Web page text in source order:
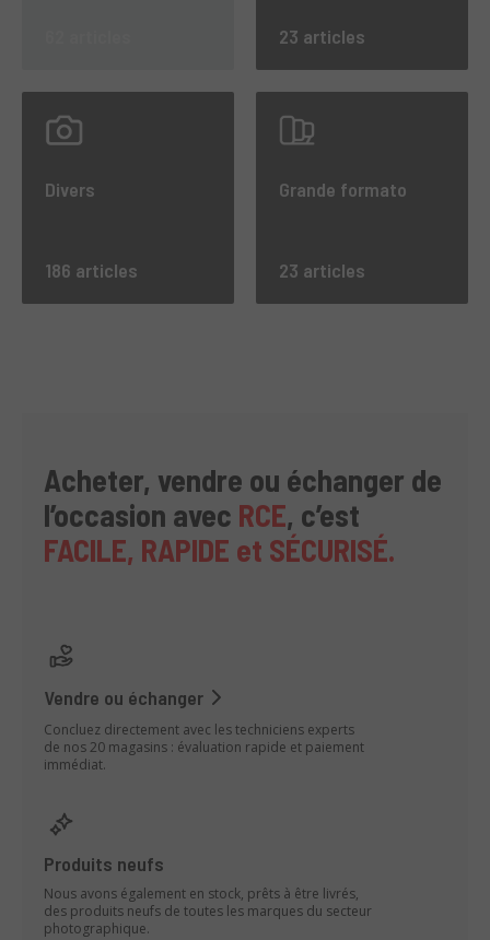
23 articles
Divers
186 articles
Grande formato
23 articles
Acheter, vendre ou échanger de
l’occasion avec RCE, c’est
FACILE, RAPIDE et SÉCURISÉ.
Vendre ou échanger
Concluez directement avec les techniciens experts
de nos 20 magasins : évaluation rapide et paiement
immédiat.
Produits neufs
Nous avons également en stock, prêts à être livrés,
des produits neufs de toutes les marques du secteur
photographique.